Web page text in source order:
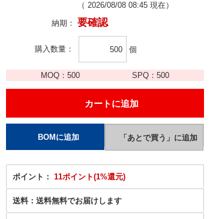
（ 2026/08/08 08:45 現在）
納期： 要確認
購入数量 個
MOQ：500 SPQ： 500
ポイント： 11ポイント(1%還元)
送料： 送料無料でお届けします